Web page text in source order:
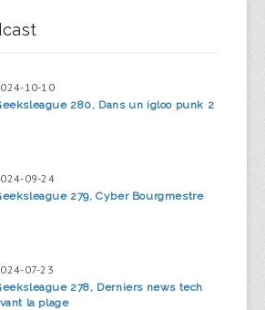
10-10
280, Dans un igloo punk 2
09-24
279, Cyber Bourgmestre
07-23
278, Derniers news tech
la plage